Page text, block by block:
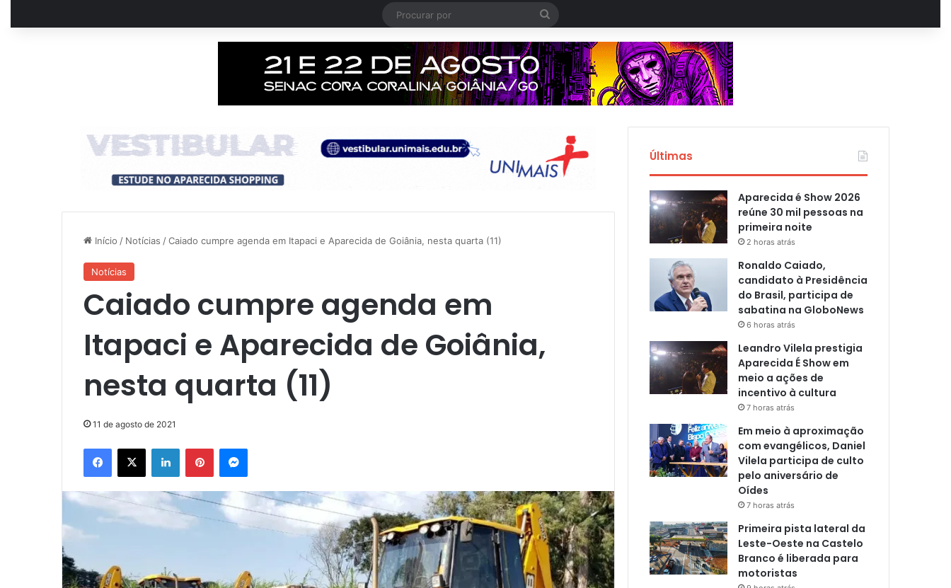
Procurar
por
Início / Notícias /Caiado cumpre agenda em Itapaci e Aparecida de Goiânia, nesta quarta (11)
Notícias
Caiado cumpre agenda em
Itapaci e Aparecida de Goiânia,
nesta quarta (11)
11 de agosto de 2021
Facebook
X LinkedinPinterestMessenger
Últimas
Aparecida é Show 2026
reúne 30 mil pessoas na
primeira noite
2 horas atrás
Ronaldo Caiado,
candidato à Presidência
do Brasil, participa de
sabatina na GloboNews
6 horas atrás
Leandro Vilela prestigia
Aparecida É Show em
meio a ações de
incentivo à cultura
7 horas atrás
Em meio à aproximação
com evangélicos, Daniel
Vilela participa de culto
pelo aniversário de
Oídes
7 horas atrás
Primeira pista lateral da
Leste-Oeste na Castelo
Branco é liberada para
motoristas